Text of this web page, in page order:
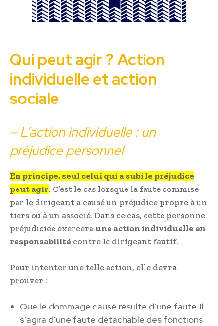
Qui peut agir ? Action
individuelle et action
sociale
– L’action individuelle : un
préjudice personnel
En principe, seul celui qui a subi le préjudice
peut agir. C’est le cas lorsque la faute commise
par le dirigeant a causé un préjudice propre à un
tiers ou à un associé. Dans ce cas, cette personne
préjudiciée exercera une action individuelle en
responsabilité contre le dirigeant fautif.
Pour intenter une telle action, elle devra
prouver :
Que le dommage causé résulte d’une faute. Il
s’agira d’une faute détachable des fonctions